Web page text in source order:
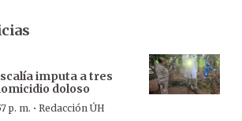
imputa a tres
doloso
p. m. · Redacción ÚH